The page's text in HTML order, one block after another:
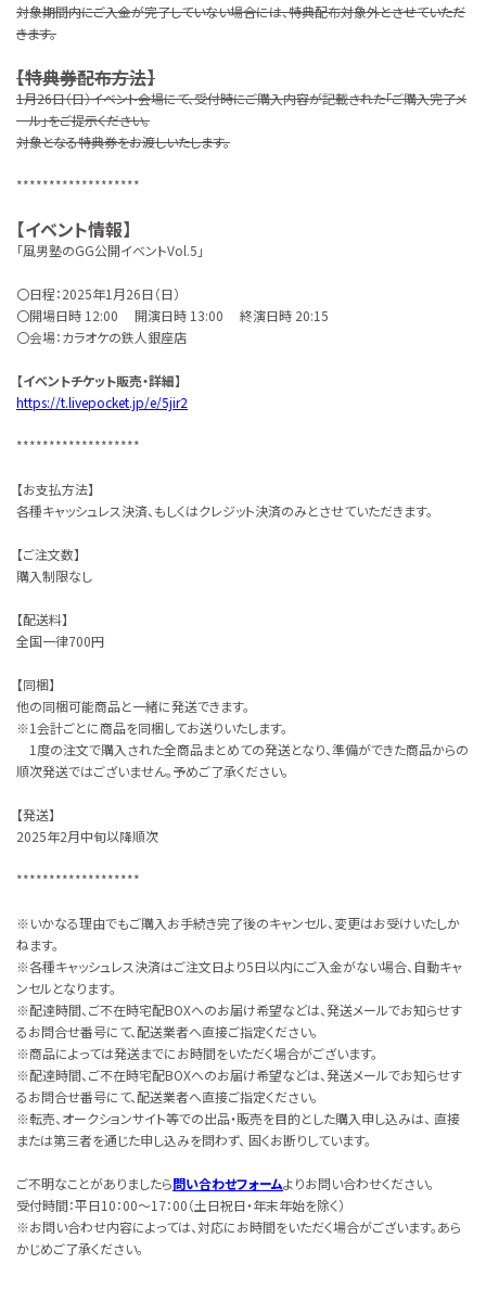
対象期間内にご入金が完了していない場合には、特典配布対象外とさせていただ
きます。
【特典券配布方法】
1月26日（日）イベント会場にて、受付時にご購入内容が記載された「ご購入完了メ
ール」をご提示ください。
対象となる特典券をお渡しいたします。
*******************
【イベント情報】
「風男塾のGG公開イベントVol.5」
〇日程：2025年1月26日（日）
〇開場日時 12:00 開演日時 13:00 終演日時 20:15
〇会場：カラオケの鉄人銀座店
【イベントチケット販売・詳細】
https://t.livepocket.jp/e/5jir2
*******************
【お支払方法】
各種キャッシュレス決済、もしくはクレジット決済のみとさせていただきます。
【ご注文数】
購入制限なし
【配送料】
全国一律700円
【同梱】
他の同梱可能商品と一緒に発送できます。
※1会計ごとに商品を同梱してお送りいたします。
1度の注文で購入された全商品まとめての発送となり、準備ができた商品からの
順次発送ではございません。予めご了承ください。
【発送】
2025年2月中旬以降順次
*******************
※いかなる理由でもご購入お手続き完了後のキャンセル、変更はお受けいたしか
ねます。
※各種キャッシュレス決済はご注文日より5日以内にご入金がない場合、自動キャ
ンセルとなります。
※配達時間、ご不在時宅配BOXへのお届け希望などは、発送メールでお知らせす
るお問合せ番号にて、配送業者へ直接ご指定ください。
※商品によっては発送までにお時間をいただく場合がございます。
※配達時間、ご不在時宅配BOXへのお届け希望などは、発送メールでお知らせす
るお問合せ番号にて、配送業者へ直接ご指定ください。
※転売、オークションサイト等での出品・販売を目的とした購入申し込みは、 直接
または第三者を通じた申し込みを問わず、 固くお断りしています。
ご不明なことがありましたら問い合わせフォームよりお問い合わせください。
受付時間：平日10：00～17：00（土日祝日・年末年始を除く）
※お問い合わせ内容によっては、対応にお時間をいただく場合がございます。あら
かじめご了承ください。